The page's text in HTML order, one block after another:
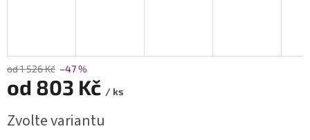
od 1 526 Kč –47 %
od 803 Kč / ks
cena:
Zvolte variantu